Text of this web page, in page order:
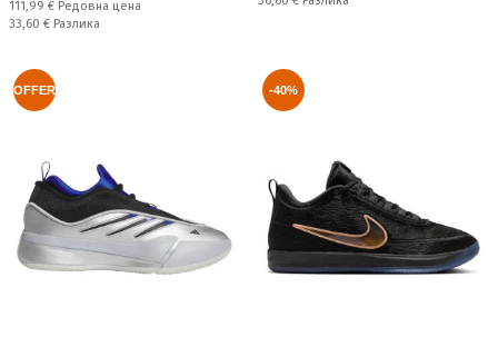
Редовна цена:
111,99 € Редовна цена
Спестявате:
33,60 € Разлика
OFFER -40%